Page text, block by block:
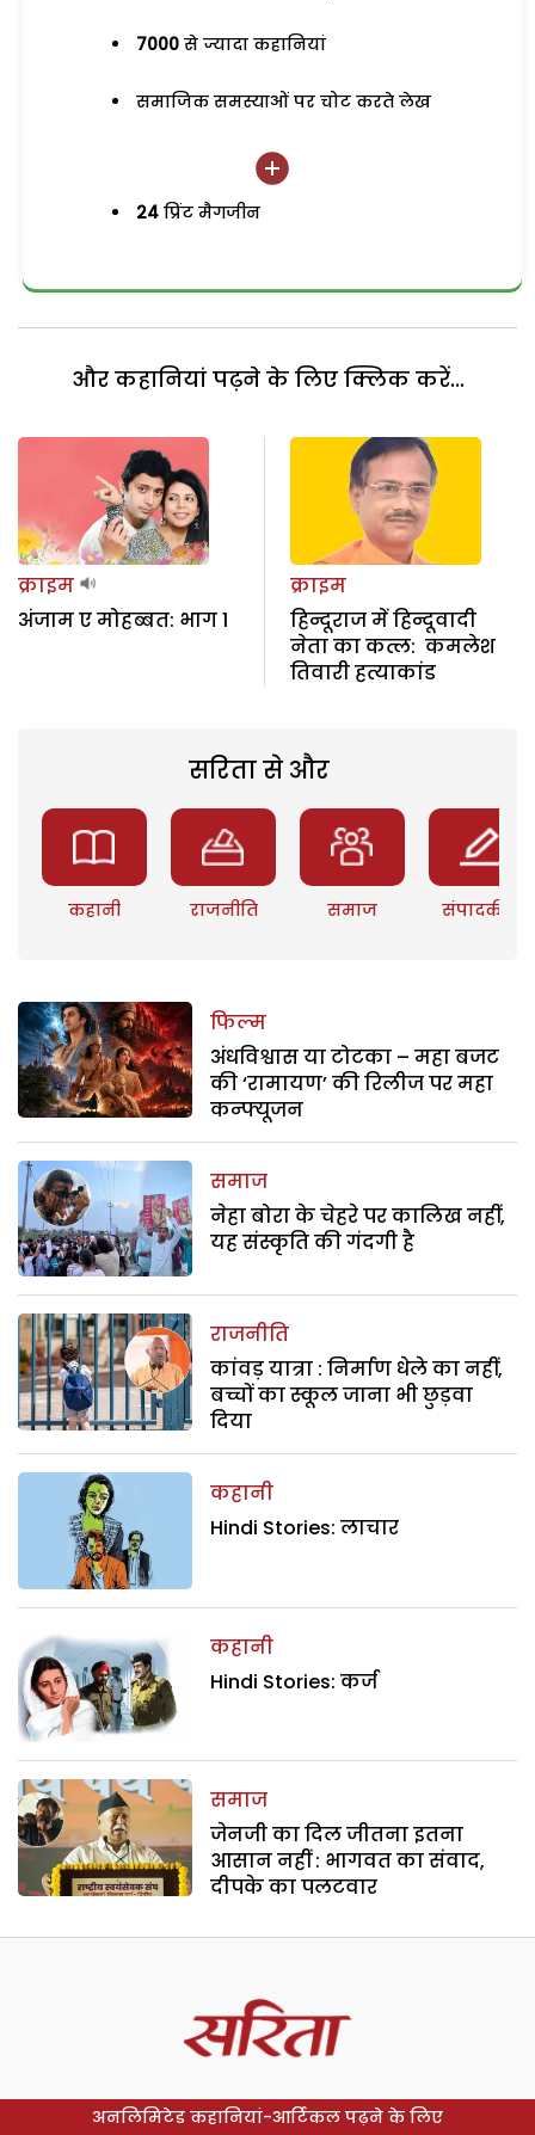
7000 से ज्यादा कहानियां
समाजिक समस्याओं पर चोट करते लेख
24 प्रिंट मैगजीन
और कहानियां पढ़ने के लिए क्लिक करें...
क्राइम
अंजाम ए मोहब्बत: भाग 1
क्राइम
हिन्दूराज में हिन्दूवादी
नेता का कत्ल: कमलेश
तिवारी हत्याकांड
सरिता से और
कहानी राजनीति समाज संपादकीय
फिल्म
अंधविश्वास या टोटका – महा बजट
की ‘रामायण’ की रिलीज पर महा
कन्फ्यूजन
समाज
नेहा बोरा के चेहरे पर कालिख नहीं,
यह संस्कृति की गंदगी है
राजनीति
कांवड़ यात्रा : निर्माण धेले का नहीं,
बच्चों का स्कूल जाना भी छुड़वा
दिया
कहानी
Hindi Stories: लाचार
कहानी
Hindi Stories: कर्ज
समाज
जेनजी का दिल जीतना इतना
आसान नहीं : भागवत का संवाद,
दीपके का पलटवार
अनलिमिटेड कहानियां-आर्टिकल पढ़ने के लिए